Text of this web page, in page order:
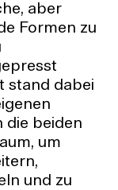
aber
Formen zu
stand dabei
die beiden
um
und zu